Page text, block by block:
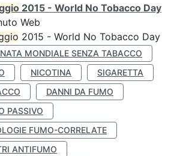
2015 - World No Tobacco Day
Web
2015 - World No Tobacco Day
MONDIALE SENZA TABACCO
NICOTINA
SIGARETTA
DANNI DA FUMO
PASSIVO
FUMO-CORRELATE
ANTIFUMO